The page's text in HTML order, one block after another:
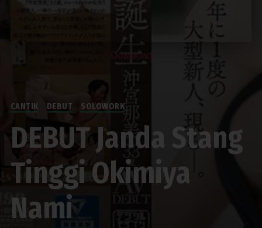
Download
CANTIK DEBUT SOLOWORK
DEBUT Janda Stang
Tinggi Okimiya
Nami